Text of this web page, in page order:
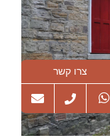
צרו קשר